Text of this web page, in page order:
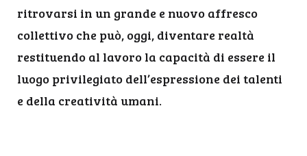
ritrovarsi in un grande e nuovo affresco
collettivo che può, oggi, diventare realtà
restituendo al lavoro la capacità di essere il
luogo privilegiato dell’espressione dei talenti
e della creatività umani.